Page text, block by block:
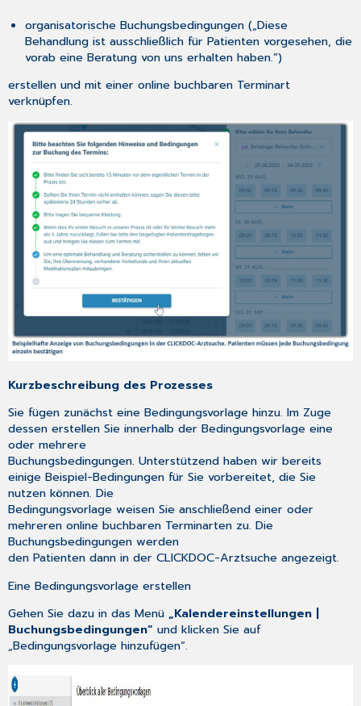
organisatorische Buchungsbedingungen („Diese
Behandlung ist ausschließlich für Patienten vorgesehen, die
vorab eine Beratung von uns erhalten haben.“)
erstellen und mit einer online buchbaren Terminart
verknüpfen.
Kurzbeschreibung des Prozesses
Sie fügen zunächst eine Bedingungsvorlage hinzu. Im Zuge
dessen erstellen Sie innerhalb der Bedingungsvorlage eine
oder mehrere
Buchungsbedingungen. Unterstützend haben wir bereits
einige Beispiel-Bedingungen für Sie vorbereitet, die Sie
nutzen können. Die
Bedingungsvorlage weisen Sie anschließend einer oder
mehreren online buchbaren Terminarten zu. Die
Buchungsbedingungen werden
den Patienten dann in der CLICKDOC-Arztsuche angezeigt.
Eine Bedingungsvorlage erstellen
Gehen Sie dazu in das Menü „Kalendereinstellungen |
Buchungsbedingungen“und klicken Sie auf
„Bedingungsvorlage hinzufügen“.